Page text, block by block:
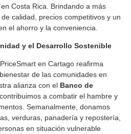
Costa Rica. Brindando a más
calidad, precios competitivos y un
el ahorro y la conveniencia.
y el Desarrollo Sostenible
en Cartago reafirma
de las comunidades en
alianza con el Banco de
contribuimos a combatir el hambre y
Semanalmente, donamos
verduras, panadería y repostería,
en situación vulnerable